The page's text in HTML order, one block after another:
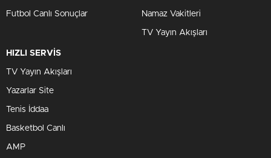
Futbol Canlı Sonuçlar Namaz Vakitleri
TV Yayın Akışları
HIZLI SERVİS
TV Yayın Akışları
Yazarlar Site
Tenis İddaa
Basketbol Canlı
AMP